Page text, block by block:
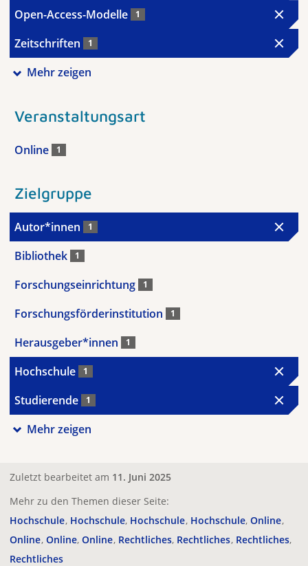
Open-Access-Modelle 1
Zeitschriften 1
Mehr zeigen
Veranstaltungsart
Online 1
Zielgruppe
Autor*innen 1
Bibliothek 1
Forschungseinrichtung 1
Forschungsförderinstitution 1
Herausgeber*innen 1
Hochschule 1
Studierende 1
Mehr zeigen
Zuletzt bearbeitet am 11. Juni 2025
Mehr zu den Themen dieser Seite:
Hochschule Hochschule Hochschule Hochschule Online
Online Online Online Rechtliches Rechtliches Rechtliches
Rechtliches